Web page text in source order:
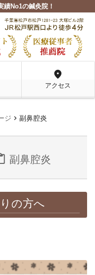
績No1の鍼灸院！
location_on
アクセス
ジ chevron_right 副鼻腔炎
副鼻腔炎
の方へ